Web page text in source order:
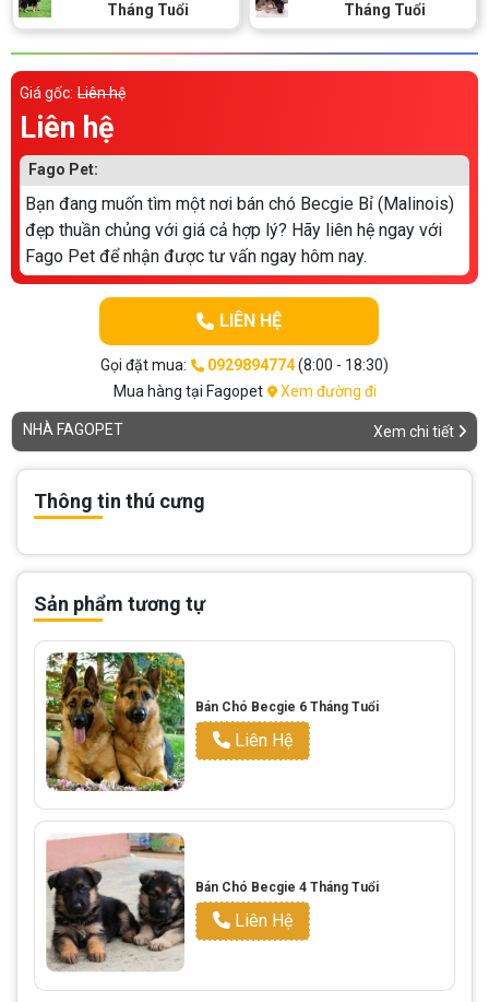
Chính sách mua hàng
Chính sách bảo hành
Chính sách đổi trả
LIÊN HỆ
TỔNG ĐÀI TƯ VẤN
0929894774
Tháng Tuổi
Tháng Tuổi
Giá gốc: Liên hệ
Liên hệ
Fago Pet:
Bạn đang muốn tìm một nơi bán chó Becgie Bỉ (Malinois)
đẹp thuần chủng với giá cả hợp lý? Hãy liên hệ ngay với
Fago Pet để nhận được tư vấn ngay hôm nay.
LIÊN HỆ
Gọi đặt mua: 0929894774(8:00 - 18:30)
Mua hàng tại Fagopet
Xem đường đi
NHÀ FAGOPET Xem chi tiết
Thông tin thú cưng
Sản phẩm tương tự
Bán Chó Becgie 6 Tháng Tuổi
Liên Hệ
Bán Chó Becgie 4 Tháng Tuổi
Liên Hệ